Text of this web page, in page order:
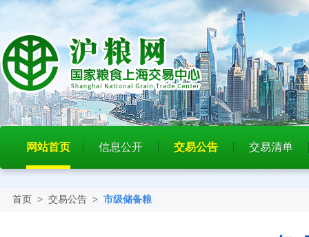
网站首页 信息公开 交易公告 交易清单
首页 > 交易公告 > 市级储备粮